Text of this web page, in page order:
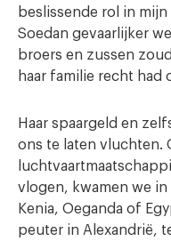
beslissende rol in
Soedan gevaarlijker
broers en zussen
haar familie recht had
Haar spaargeld en
ons te laten vluchten.
vlogen, kwamen we
Kenia, Oeganda of
peuter in Alexandrië,